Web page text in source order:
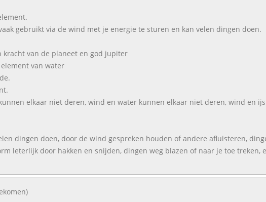
gebruikt via de wind met je energie te sturen en kan velen dingen doen.
van de planeet en god jupiter
van water
elkaar niet deren, wind en water kunnen elkaar niet deren, wind en
dingen doen, door de wind gespreken houden of andere afluisteren,
leterlijk door hakken en snijden, dingen weg blazen of naar je toe treken,